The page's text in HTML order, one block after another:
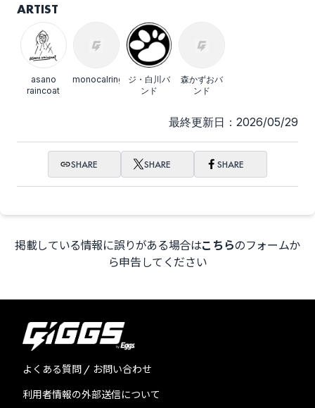
ARTIST
asano
raincoat
monocalring
ジ・白川バ
ンド
森かずおバ
ンド
最終更新日：2026/05/29
SHARE SHARE SHARE
掲載している情報に誤りがある場合はこちらのフォームか
ら申告してください
よくある質問 / お問い合わせ
利用者情報の外部送信について